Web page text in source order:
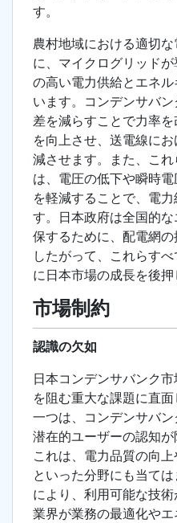
す。
農村地域における適切
に、マイクログリッド
の高い電力供給とエネ
います。コンデンサバ
差を減らすことで力率
を向上させ、送電線に
減させます。また、こ
は、電圧の低下や瞬時
を軽減することで、電
す。日本政府は全国的
保するために、配電網の
したがって、これらす
に日本市場の成長を後押
市場制約
認識の欠如
日本コンデンサバンク
を阻む重大な課題に直
一つは、コンデンサバ
潜在的ユーザーの認知が
これは、電力品質の向
といった分野にも当て
により、利用可能な技
業界が業務の最適化や